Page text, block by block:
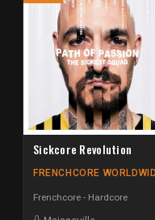
Sickcore Revolution
FRENCHCORE
Frenchcore - Hardcore